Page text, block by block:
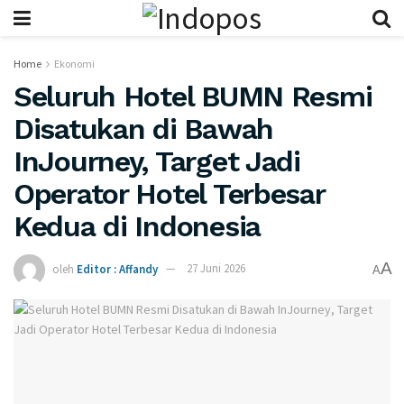
Home Ekonomi
Seluruh Hotel BUMN Resmi
Disatukan di Bawah
InJourney, Target Jadi
Operator Hotel Terbesar
Kedua di Indonesia
oleh Editor : Affandy 27 Juni 2026 AA